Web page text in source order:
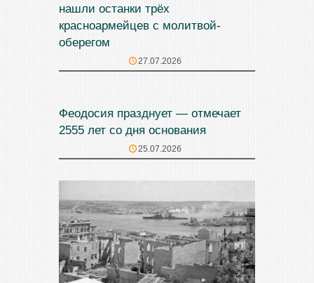
нашли останки трёх
красноармейцев с молитвой-
оберегом
27.07.2026
Феодосия празднует — отмечает
2555 лет со дня основания
25.07.2026